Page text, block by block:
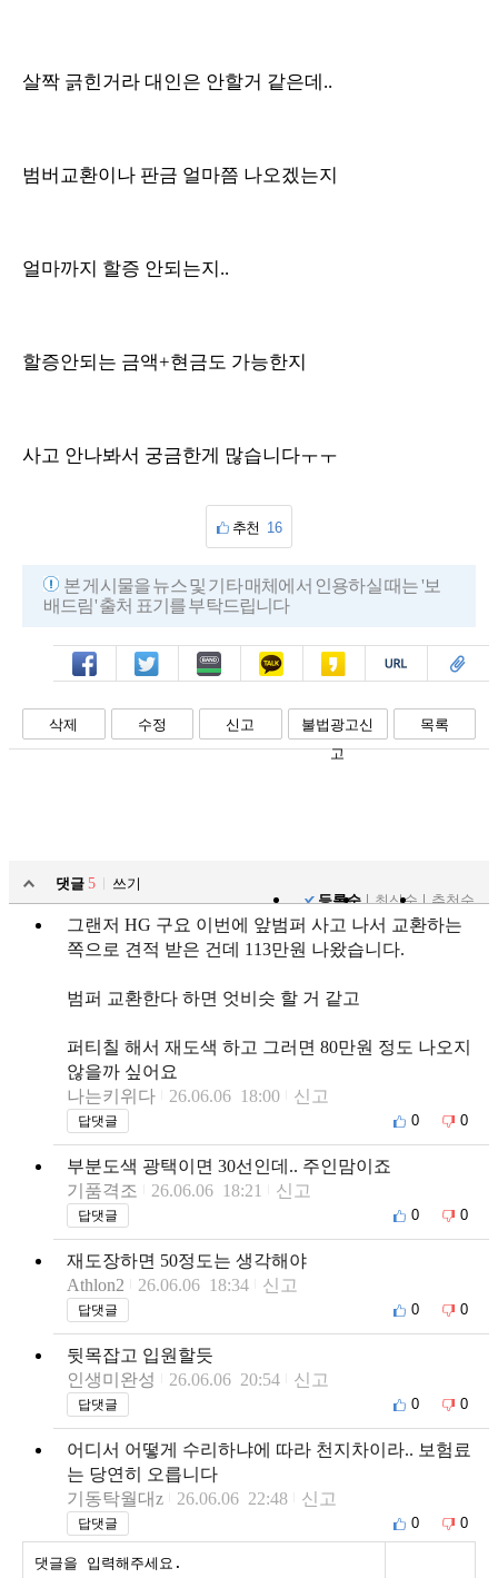
살짝 긁힌거라 대인은 안할거 같은데..
범버교환이나 판금 얼마쯤 나오겠는지
얼마까지 할증 안되는지..
할증안되는 금액+현금도 가능한지
사고 안나봐서 궁금한게 많습니다ㅜㅜ
추천 16
본 게시물을 뉴스 및 기타 매체에서 인용하실 때는 '보
배드림' 출처 표기를 부탁드립니다
페북 트윗 밴드 카톡 카스 복사 스크랩
삭제 수정 신고
불법광고신
고
목록
댓글 5
쓰기
등록순
최신순 추천순
그랜저 HG 구요 이번에 앞범퍼 사고 나서 교환하는
쪽으로 견적 받은 건데 113만원 나왔습니다.
범퍼 교환한다 하면 엇비슷 할 거 같고
퍼티칠 해서 재도색 하고 그러면 80만원 정도 나오지
않을까 싶어요
나는키위다
26.06.06 18:00 신고
답댓글 0 0
부분도색 광택이면 30선인데.. 주인맘이죠
기품격조
26.06.06 18:21 신고
답댓글 0 0
재도장하면 50정도는 생각해야
Athlon2
26.06.06 18:34 신고
답댓글 0 0
뒷목잡고 입원할듯
인생미완성
26.06.06 20:54 신고
답댓글 0 0
어디서 어떻게 수리하냐에 따라 천지차이라.. 보험료
는 당연히 오릅니다
기동탁월대z
26.06.06 22:48 신고
답댓글 0 0